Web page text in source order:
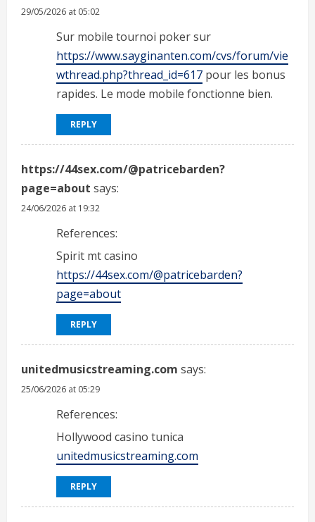
29/05/2026 at 05:02
Sur mobile tournoi poker sur
https://www.sayginanten.com/cvs/forum/vie
wthread.php?thread_id=617 pour les bonus
rapides. Le mode mobile fonctionne bien.
REPLY
https://44sex.com/@patricebarden?
page=about says:
24/06/2026 at 19:32
References:
Spirit mt casino
https://44sex.com/@patricebarden?
page=about
REPLY
unitedmusicstreaming.com says:
25/06/2026 at 05:29
References:
Hollywood casino tunica
unitedmusicstreaming.com
REPLY